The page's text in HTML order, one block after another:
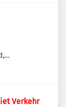
Verkehr